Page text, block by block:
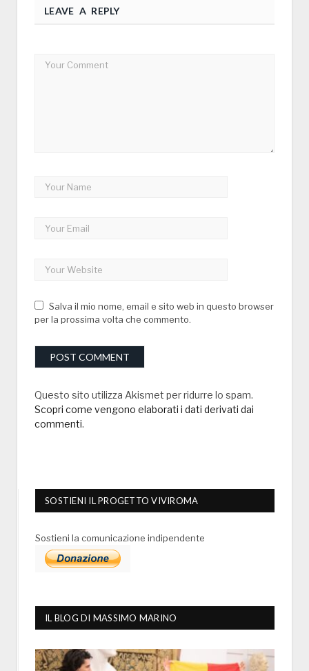
LEAVE A REPLY
Salva il mio nome, email e sito web in questo browser
per la prossima volta che commento.
Questo sito utilizza Akismet per ridurre lo spam.
Scopri come vengono elaborati i dati derivati dai
commenti.
SOSTIENI IL PROGETTO VIVIROMA
Sostieni la comunicazione indipendente
IL BLOG DI MASSIMO MARINO